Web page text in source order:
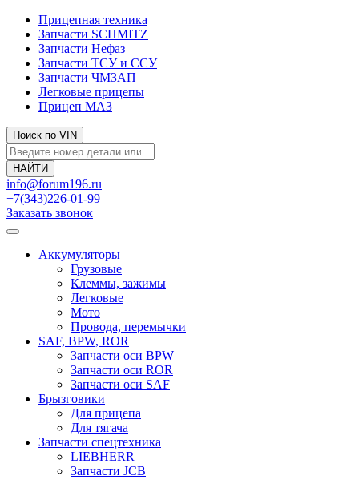
Прицепная техника
Запчасти SCHMITZ
Запчасти Нефаз
Запчасти ТСУ и ССУ
Запчасти ЧМЗАП
Легковые прицепы
Прицеп МАЗ
Поиск по VIN
info@forum196.ru
+7(343)226-01-99
Заказать звонок
Аккумуляторы
Грузовые
Клеммы, зажимы
Легковые
Мото
Провода, перемычки
SAF, BPW, ROR
Запчасти оси BPW
Запчасти оси ROR
Запчасти оси SAF
Брызговики
Для прицепа
Для тягача
Запчасти спецтехника
LIEBHERR
Запчасти JCB